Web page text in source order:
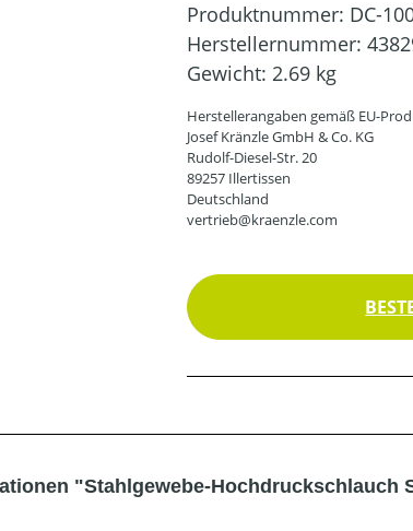
Produktnummer: DC-
Herstellernummer:
Gewicht: 2.69 kg
Herstellerangaben gemäß EU-
Josef Kränzle GmbH & Co. KG
Rudolf-Diesel-Str. 20
89257 Illertissen
Deutschland
vertrieb@kraenzle.com
"Stahlgewebe-Hochdruckschlauch